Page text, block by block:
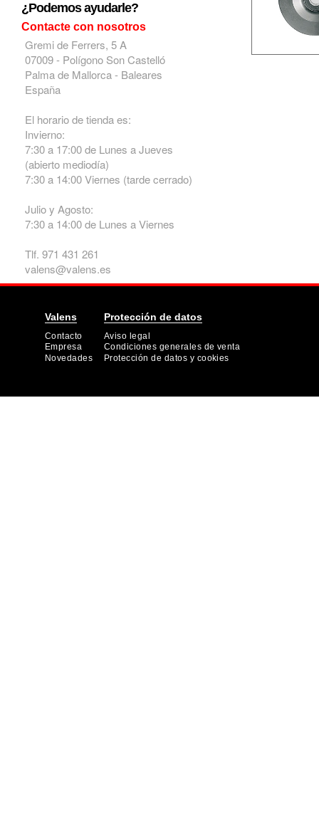
¿Podemos ayudarle?
Contacte con nosotros
Gremi de Ferrers, 5 A
07009 - Polígono Son Castelló
Palma de Mallorca - Baleares
España
El horario de tienda es:
Invierno:
7:30 a 17:00 de Lunes a Jueves
(abierto mediodía)
7:30 a 14:00 Viernes (tarde cerrado)
Julio y Agosto:
7:30 a 14:00 de Lunes a Viernes
Tlf. 971 431 261
valens@valens.es
Valens
Contacto
Empresa
Novedades
Protección de datos
Aviso legal
Condiciones generales de venta
Protección de datos y cookies